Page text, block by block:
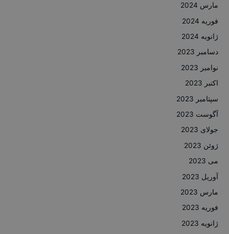
مارس 2024
فوریه 2024
ژانویه 2024
دسامبر 2023
نوامبر 2023
اکتبر 2023
سپتامبر 2023
آگوست 2023
جولای 2023
ژوئن 2023
می 2023
آوریل 2023
مارس 2023
فوریه 2023
ژانویه 2023